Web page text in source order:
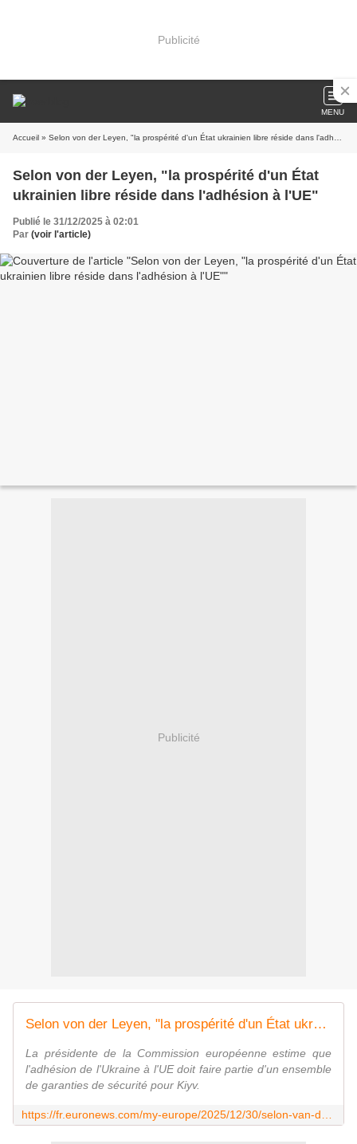
Publicité
MENU
Accueil » Selon von der Leyen, "la prospérité d'un État ukrainien libre réside dans l'adhésion à l'UE"
Selon von der Leyen, "la prospérité d'un État
ukrainien libre réside dans l'adhésion à l'UE"
Publié le 31/12/2025 à 02:01
Par (voir l'article)
Publicité
Selon von der Leyen, "la prospérité d'un État ukrainien libre réside dans l'adhésion à l'UE"
La présidente de la Commission européenne estime que
l'adhésion de l'Ukraine à l'UE doit faire partie d'un ensemble
de garanties de sécurité pour Kiyv.